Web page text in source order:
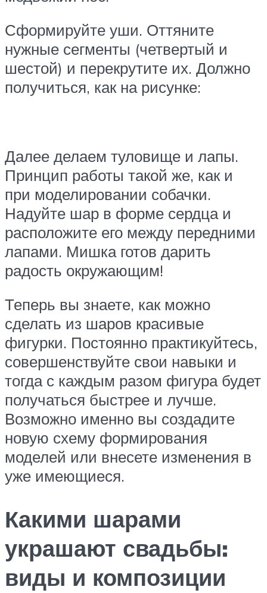
Сформируйте уши. Оттяните
нужные сегменты (четвертый и
шестой) и перекрутите их. Должно
получиться, как на рисунке:
Далее делаем туловище и лапы.
Принцип работы такой же, как и
при моделировании собачки.
Надуйте шар в форме сердца и
расположите его между передними
лапами. Мишка готов дарить
радость окружающим!
Теперь вы знаете, как можно
сделать из шаров красивые
фигурки. Постоянно практикуйтесь,
совершенствуйте свои навыки и
тогда с каждым разом фигура будет
получаться быстрее и лучше.
Возможно именно вы создадите
новую схему формирования
моделей или внесете изменения в
уже имеющиеся.
Какими шарами
украшают свадьбы:
виды и композиции